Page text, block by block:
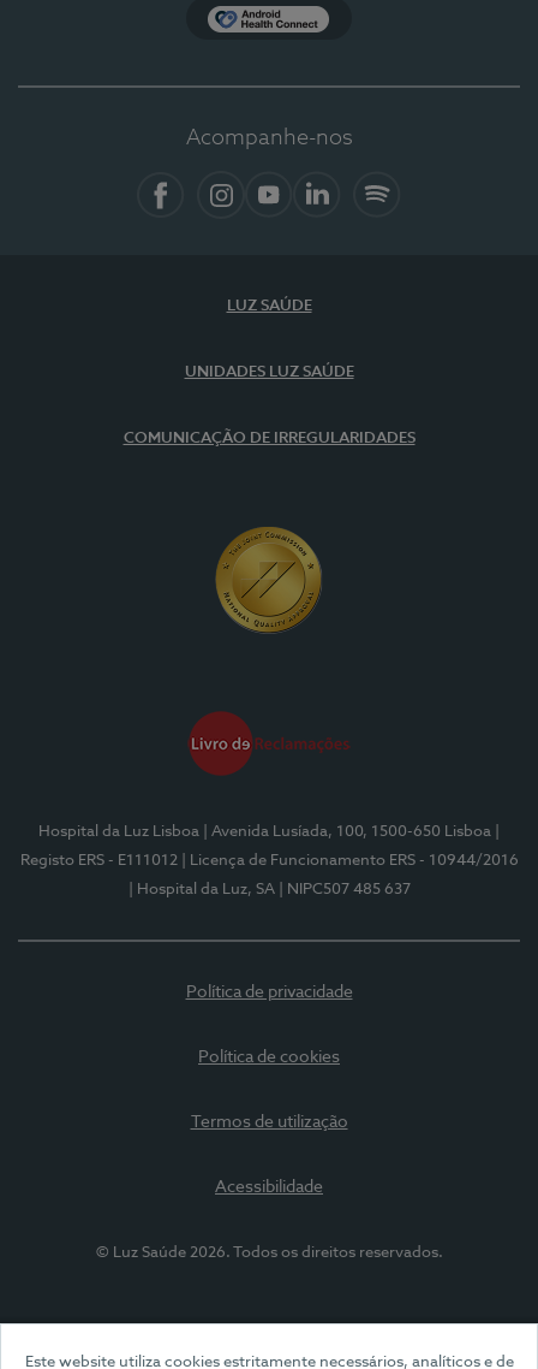
Este website utiliza cookies estritamente necessários, analíticos e de
Acompanhe-nos
LUZ SAÚDE
UNIDADES LUZ SAÚDE
COMUNICAÇÃO DE IRREGULARIDADES
Hospital da Luz Lisboa | Avenida Lusíada, 100, 1500-650 Lisboa
Registo ERS - E111012
| Licença de Funcionamento ERS - 10944/2016
| Hospital da Luz, SA
| NIPC507 485 637
Política de privacidade
Política de cookies
Termos de utilização
Acessibilidade
© Luz Saúde 2026. Todos os direitos reservados.